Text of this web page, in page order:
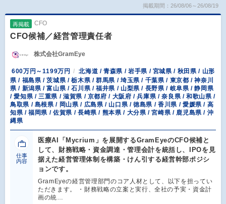
掲載期間：26/08/06～26/08/19
再掲載 CFO
CFO候補／経営管理責任者
株式会社GramEye
600万円～1199万円
北海道 / 青森県 / 岩手県 / 宮城県 / 秋田県 / 山形
県 / 福島県 / 茨城県 / 栃木県 / 群馬県 / 埼玉県 / 千葉県 / 東京都 / 神奈川
県 / 新潟県 / 富山県 / 石川県 / 福井県 / 山梨県 / 長野県 / 岐阜県 / 静岡県
/ 愛知県 / 三重県 / 滋賀県 / 京都府 / 大阪府 / 兵庫県 / 奈良県 / 和歌山県 /
鳥取県 / 島根県 / 岡山県 / 広島県 / 山口県 / 徳島県 / 香川県 / 愛媛県 / 高
知県 / 福岡県 / 佐賀県 / 長崎県 / 熊本県 / 大分県 / 宮崎県 / 鹿児島県 / 沖
縄県
仕事
内容
医療AI「Mycrium」を展開するGramEyeのCFO候補と
して、財務戦略・資金調達・管理会計を統括し、IPOを見
据えた経営管理体制を構築・けん引する経営幹部ポジシ
ョンです。
GramEyeの経営管理部門のコア人材として、以下を担ってい
ただきます。 ・財務戦略の立案と実行、全社の予実・資金計
画の統…